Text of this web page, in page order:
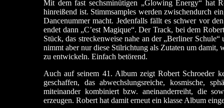
Mit dem fast sechsminütigen „Glowing Energy“ hat
hinreißend ist. Stimmsamples werden zwischendurch
Dancenummer macht. Jedenfalls fällt es schwer vor
endet dann „C’est Magique“. Der Track, bei dem
Stück, das streckenweise nahe an der „Berliner
nimmt aber nur diese Stilrichtung als Zutaten um damit,
zu entwickeln. Einfach betörend.
Auch auf seinem 41. Album zeigt Robert Schroeder
geschaffen, das abwechslungsreiche, kosmische,
miteinander kombiniert bzw. aneinanderreiht, die
erzeugen. Robert hat damit erneut ein klasse Album